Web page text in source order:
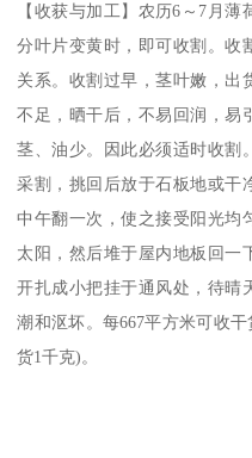
【收获与加工】农历6～7月
分叶片变黄时，即可收割。收
关系。收割过早，茎叶嫩，出
不足，晒干后，不易回润，易
茎、油少。因此必须适时收割
采割，挑回后放于石板地或干
中午翻一次，使之接受阳光均
太阳，然后堆于屋内地板回一
开扎成小把挂于通风处，待晴
潮和沤坏。每667平方米可收
货1千克)。